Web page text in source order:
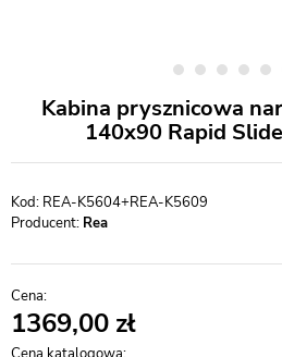
Kabina prysznicowa
140x90 Rapid
REA-K5604+REA-K5609
Producent: Rea
1369,00